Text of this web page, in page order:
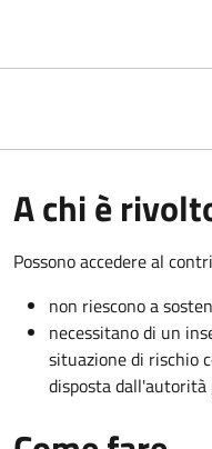
A chi è
Possono accedere al
non riescono a
necessitano di un
situazione di rischio
disposta dall'autorità